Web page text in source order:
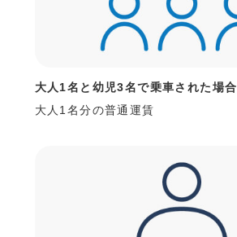
大人1名と幼児3名で乗車された場合
大人1名分の普通運賃